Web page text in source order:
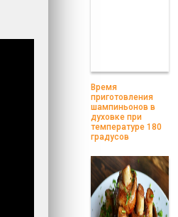
Время
приготовления
шампиньонов в
духовке при
температуре 180
градусов